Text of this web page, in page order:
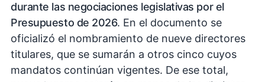
durante las negociaciones legislativas por el
Presupuesto de 2026. En el documento se
oficializó el nombramiento de nueve directores
titulares, que se sumarán a otros cinco cuyos
mandatos continúan vigentes. De ese total,